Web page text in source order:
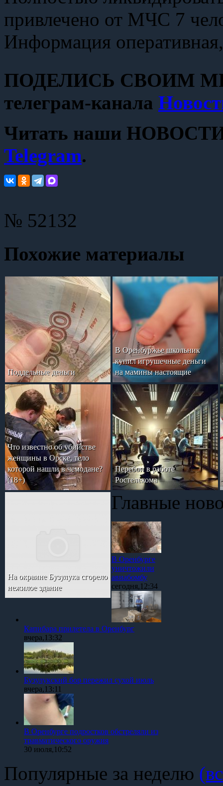
привлечено от МЧС 7
Информация
ПОДЕЛИСЬ СВОИМ
телеграм-канала
Читать наши НОВОСТИ
Telegram.
№ 52132
Похожие материалы
Поддельные деньги
В Оренбуржье школьник
купил игрушечные деньги
на мамины настоящие
Что известно об убийстве
женщины в Орске, тело
которой нашли в чемодане?
(18+)
Перебои в работе
Ростелекома
На окраине Бузулука сгорело
нежилое здание
Главные
В Оренбурге
уничтожили
авиабомбу
сегодня,12:34
Капибара прилетела в Оренбург
вчера,13:32
Бузулукский бор пережил сухой июль
вчера,13:11
В Оренбурге подростков обстреляли из
травматического оружия
30 июля,10:52
Популярные за неделю